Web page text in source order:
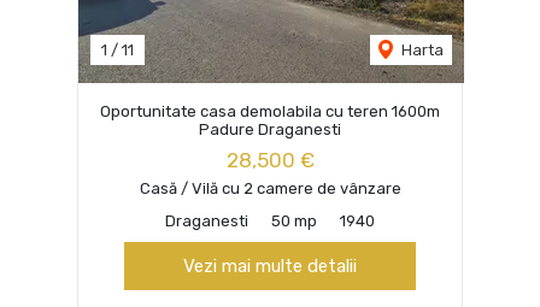
1 / 11 Harta
Oportunitate casa demolabila cu teren 1600m
Padure Draganesti
28,500 €
Casă / Vilă cu 2 camere de vânzare
Draganesti
50 mp 1940
Vezi mai multe detalii